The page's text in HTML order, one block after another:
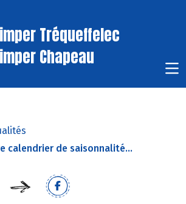
Tréqueffelec
Chapeau
calendrier de saisonnalité...